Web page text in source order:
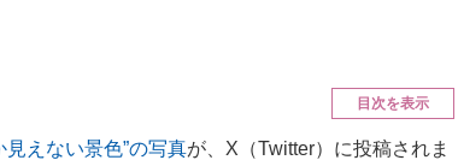
目次を表示
見えない景色”の写真が、X（Twitter）に投稿されま